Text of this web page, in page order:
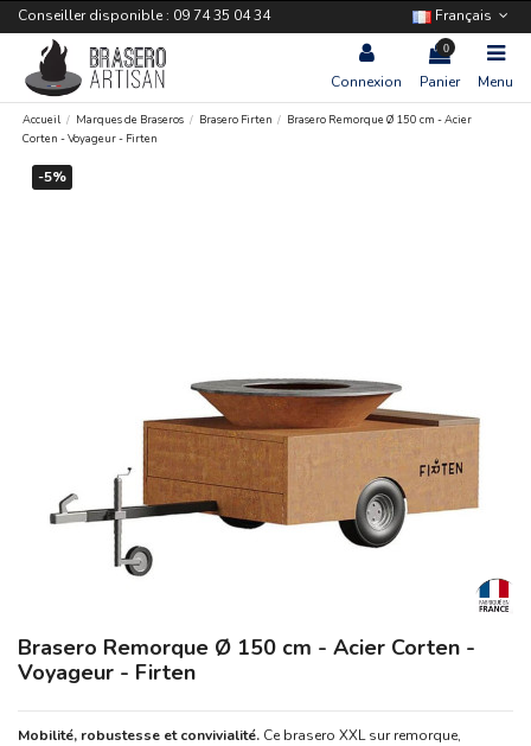
Conseiller disponible : 09 74 35 04 34 Français
Connexion
0
Panier Menu
Accueil Marques de Braseros Brasero Firten
Brasero Remorque Ø 150 cm - Acier
Corten - Voyageur - Firten
-5%
Brasero Remorque Ø 150 cm - Acier Corten -
Voyageur - Firten
Mobilité, robustesse et convivialité. Ce brasero XXL sur remorque,